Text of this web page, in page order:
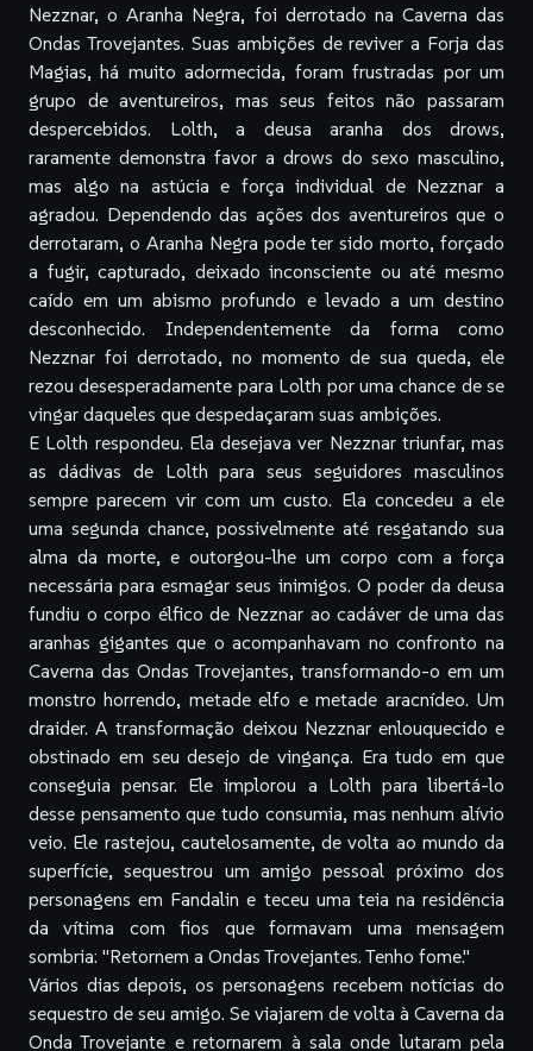
Nezznar, o Aranha Negra, foi derrotado na Caverna das
Ondas Trovejantes. Suas ambições de reviver a Forja das
Magias, há muito adormecida, foram frustradas por um
grupo de aventureiros, mas seus feitos não passaram
despercebidos. Lolth, a deusa aranha dos drows,
raramente demonstra favor a drows do sexo masculino,
mas algo na astúcia e força individual de Nezznar a
agradou. Dependendo das ações dos aventureiros que o
derrotaram, o Aranha Negra pode ter sido morto, forçado
a fugir, capturado, deixado inconsciente ou até mesmo
caído em um abismo profundo e levado a um destino
desconhecido. Independentemente da forma como
Nezznar foi derrotado, no momento de sua queda, ele
rezou desesperadamente para Lolth por uma chance de se
vingar daqueles que despedaçaram suas ambições.
E Lolth respondeu. Ela desejava ver Nezznar triunfar, mas
as dádivas de Lolth para seus seguidores masculinos
sempre parecem vir com um custo. Ela concedeu a ele
uma segunda chance, possivelmente até resgatando sua
alma da morte, e outorgou-lhe um corpo com a força
necessária para esmagar seus inimigos. O poder da deusa
fundiu o corpo élfico de Nezznar ao cadáver de uma das
aranhas gigantes que o acompanhavam no confronto na
Caverna das Ondas Trovejantes, transformando-o em um
monstro horrendo, metade elfo e metade aracnídeo. Um
draider. A transformação deixou Nezznar enlouquecido e
obstinado em seu desejo de vingança. Era tudo em que
conseguia pensar. Ele implorou a Lolth para libertá-lo
desse pensamento que tudo consumia, mas nenhum alívio
veio. Ele rastejou, cautelosamente, de volta ao mundo da
superfície, sequestrou um amigo pessoal próximo dos
personagens em Fandalin e teceu uma teia na residência
da vítima com fios que formavam uma mensagem
sombria: "Retornem a Ondas Trovejantes. Tenho fome."
Vários dias depois, os personagens recebem notícias do
sequestro de seu amigo. Se viajarem de volta à Caverna da
Onda Trovejante e retornarem à sala onde lutaram pela